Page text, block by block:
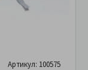
Артикул: 100575